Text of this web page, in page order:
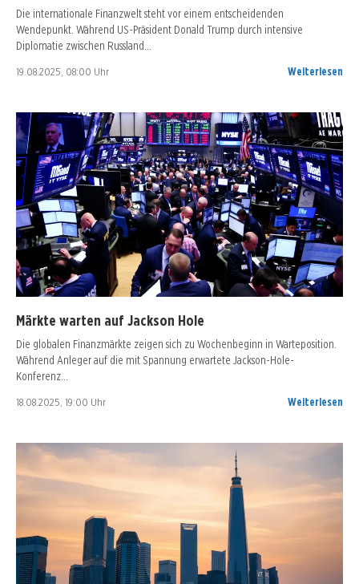
Die internationale Finanzwelt steht vor einem entscheidenden
Wendepunkt. Während US-Präsident Donald Trump durch intensive
Diplomatie zwischen Russland…
19.08.2025, 08:00 Uhr Weiterlesen
Märkte warten auf Jackson Hole
Die globalen Finanzmärkte zeigen sich zu Wochenbeginn in Warteposition.
Während Anleger auf die mit Spannung erwartete Jackson-Hole-
Konferenz…
18.08.2025, 19:00 Uhr Weiterlesen